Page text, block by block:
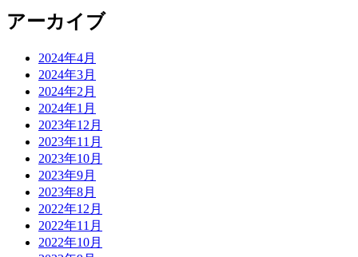
アーカイブ
2024年4月
2024年3月
2024年2月
2024年1月
2023年12月
2023年11月
2023年10月
2023年9月
2023年8月
2022年12月
2022年11月
2022年10月